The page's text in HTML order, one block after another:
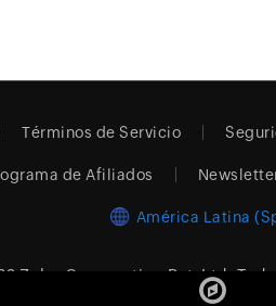
Términos de Servicio
de Afiliados
América Latina
Zoho Corporation Pvt. Ltd.